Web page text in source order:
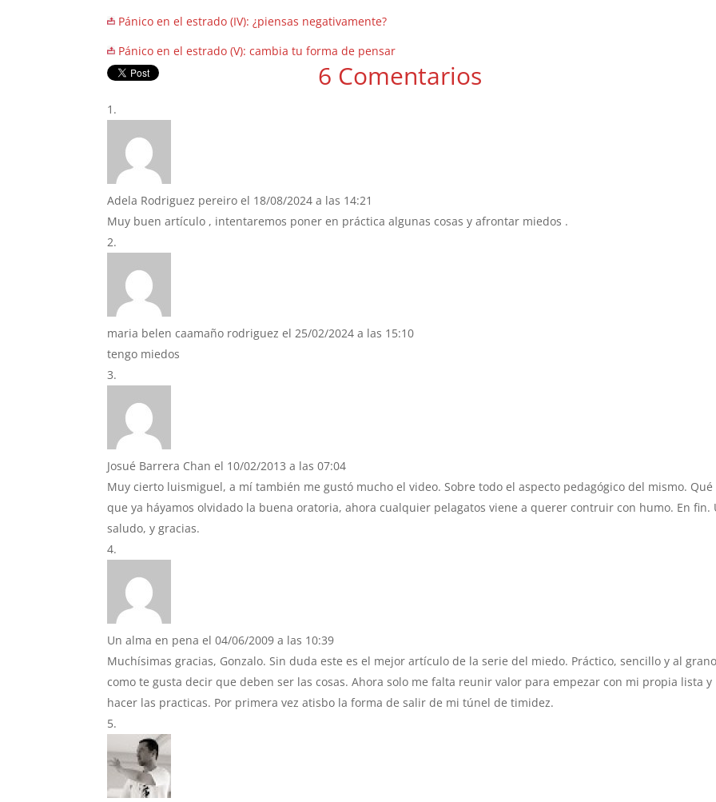
Pánico en el estrado (IV): ¿piensas negativamente?
Pánico en el estrado (V): cambia tu forma de pensar
6 Comentarios
Adela Rodriguez pereiro el 18/08/2024 a las 14:21
Muy buen artículo , intentaremos poner en práctica algunas cosas y afrontar miedos .
maria belen caamaño rodriguez el 25/02/2024 a las 15:10
tengo miedos
Josué Barrera Chan el 10/02/2013 a las 07:04
Muy cierto luismiguel, a mí también me gustó mucho el video. Sobre todo el aspecto pedagógico del mismo.
que ya háyamos olvidado la buena oratoria, ahora cualquier pelagatos viene a querer contruir con humo. En fin.
saludo, y gracias.
Un alma en pena el 04/06/2009 a las 10:39
Muchísimas gracias, Gonzalo. Sin duda este es el mejor artículo de la serie del miedo. Práctico, sencillo y al
como te gusta decir que deben ser las cosas. Ahora solo me falta reunir valor para empezar con mi propia lista y
hacer las practicas. Por primera vez atisbo la forma de salir de mi túnel de timidez.